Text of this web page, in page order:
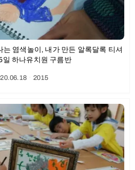
염색놀이, 내가 만든 알록달록 티셔
일 하나유치원 구름반
ㆍ2015